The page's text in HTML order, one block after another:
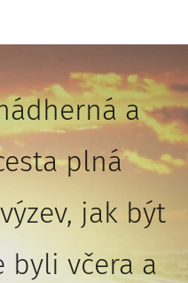
a
plná
jak být
byli včera a